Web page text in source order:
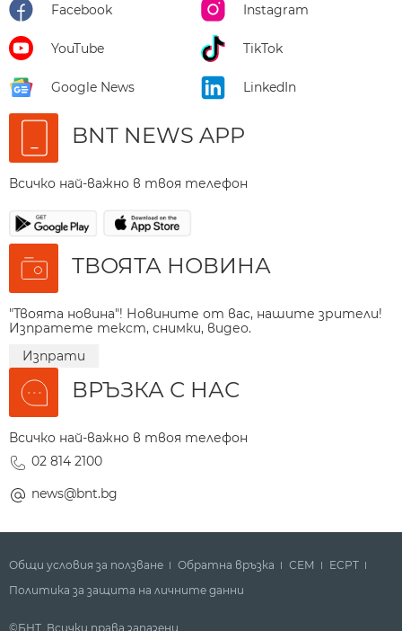
Facebook Instagram
YouTube TikTok
Google News LinkedIn
BNT NEWS APP
Всичко най-важно в твоя телефон
ТВОЯТА НОВИНА
"Твоята новина"! Новините от вас, нашите зрители!
Изпратете текст, снимки, видео.
Изпрати
ВРЪЗКА С НАС
Всичко най-важно в твоя телефон
02 814 2100
news@bnt.bg
Общи условия за ползване Обратна връзка СЕМ
ECPT
Политика за защита на личните данни
©БНТ. Всички права запазени